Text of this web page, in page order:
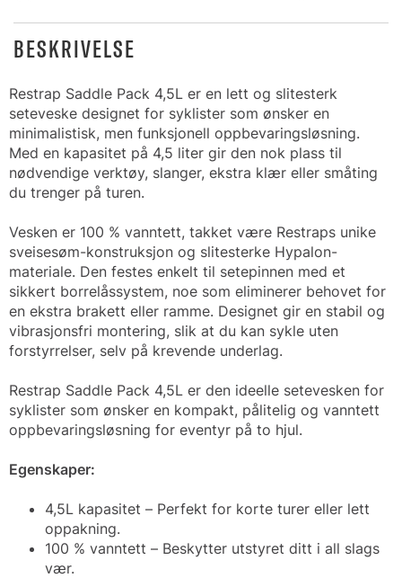
BESKRIVELSE
Restrap Saddle Pack 4,5L er en lett og slitesterk
seteveske designet for syklister som ønsker en
minimalistisk, men funksjonell oppbevaringsløsning.
Med en kapasitet på 4,5 liter gir den nok plass til
nødvendige verktøy, slanger, ekstra klær eller småting
du trenger på turen.
Vesken er 100 % vanntett, takket være Restraps unike
sveisesøm-konstruksjon og slitesterke Hypalon-
materiale. Den festes enkelt til setepinnen med et
sikkert borrelåssystem, noe som eliminerer behovet for
en ekstra brakett eller ramme. Designet gir en stabil og
vibrasjonsfri montering, slik at du kan sykle uten
forstyrrelser, selv på krevende underlag.
Restrap Saddle Pack 4,5L er den ideelle setevesken for
syklister som ønsker en kompakt, pålitelig og vanntett
oppbevaringsløsning for eventyr på to hjul.
Egenskaper:
4,5L kapasitet – Perfekt for korte turer eller lett
oppakning.
100 % vanntett – Beskytter utstyret ditt i all slags
vær.